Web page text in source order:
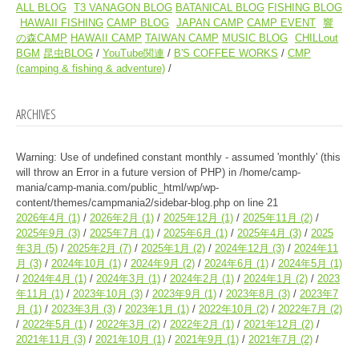
ALL BLOG T3 VANAGON BLOG BATANICAL BLOG FISHING BLOG
HAWAII FISHING CAMP BLOG JAPAN CAMP CAMP EVENT 響
の森CAMP HAWAII CAMP TAIWAN CAMP MUSIC BLOG CHILLout
BGM 昆虫BLOG YouTube関連 B'S COFFEE WORKS
CMP
(camping & fishing & adventure)
ARCHIVES
Warning: Use of undefined constant monthly - assumed 'monthly' (this
will throw an Error in a future version of PHP) in /home/camp-
mania/camp-mania.com/public_html/wp/wp-
content/themes/campmania2/sidebar-blog.php on line 21
2026年4月 (1) 2026年2月 (1) 2025年12月 (1) 2025年11月 (2)
2025年9月 (3) 2025年7月 (1) 2025年6月 (1) 2025年4月 (3)
2025
年3月 (5) 2025年2月 (7) 2025年1月 (2) 2024年12月 (3)
2024年11
月 (3) 2024年10月 (1) 2024年9月 (2) 2024年6月 (1) 2024年5月 (1)
2024年4月 (1) 2024年3月 (1) 2024年2月 (1) 2024年1月 (2)
2023
年11月 (1) 2023年10月 (3) 2023年9月 (1) 2023年8月 (3)
2023年7
月 (1) 2023年3月 (3) 2023年1月 (1) 2022年10月 (2) 2022年7月 (2)
2022年5月 (1) 2022年3月 (2) 2022年2月 (1) 2021年12月 (2)
2021年11月 (3) 2021年10月 (1) 2021年9月 (1) 2021年7月 (2)